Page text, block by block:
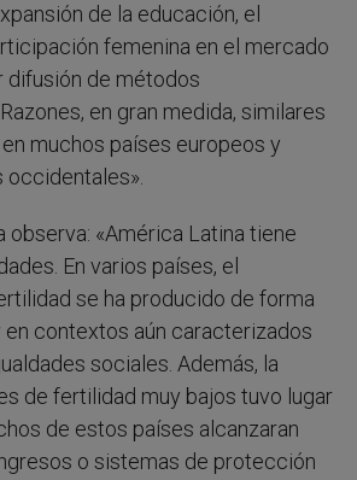
de la educación, el
femenina en el mercado
difusión de métodos
en gran medida, similares
muchos países europeos y
occidentales».
observa: «América Latina tiene
En varios países, el
se ha producido de forma
en contextos aún caracterizados
sociales. Además, la
de fertilidad muy bajos tuvo lugar
de estos países alcanzaran
o sistemas de protección